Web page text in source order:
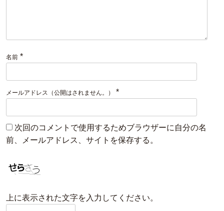
名前 *
メールアドレス（公開はされません。） *
次回のコメントで使用するためブラウザーに自分の名
前、メールアドレス、サイトを保存する。
上に表示された文字を入力してください。